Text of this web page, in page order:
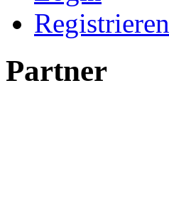
Registrieren
Partner